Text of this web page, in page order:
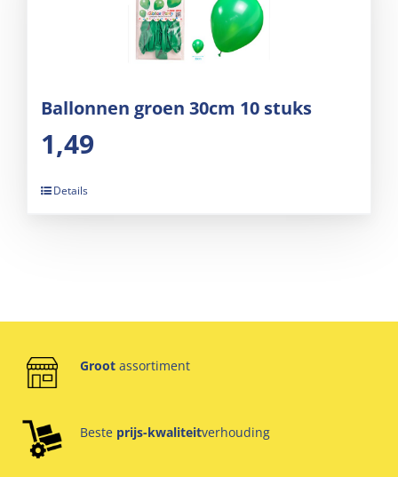
Ballonnen groen 30cm 10 stuks
1,49
Details
Groot assortiment
Beste prijs-kwaliteitverhouding